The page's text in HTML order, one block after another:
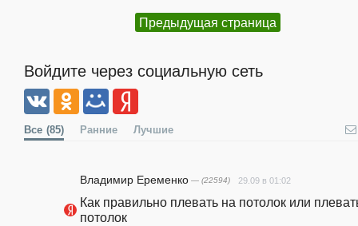
Предыдущая страница
Войдите через социальную сеть
Все (85) Ранние Лучшие
Владимир Еременко — (22594) 29.09 в 01:02
Как правильно плевать на потолок или
потолок